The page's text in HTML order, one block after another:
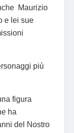
Maurizio
e lei sue
più
figura
ha
del Nostro